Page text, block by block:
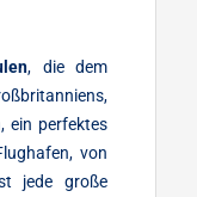
, die dem
ein perfektes
von
jede große